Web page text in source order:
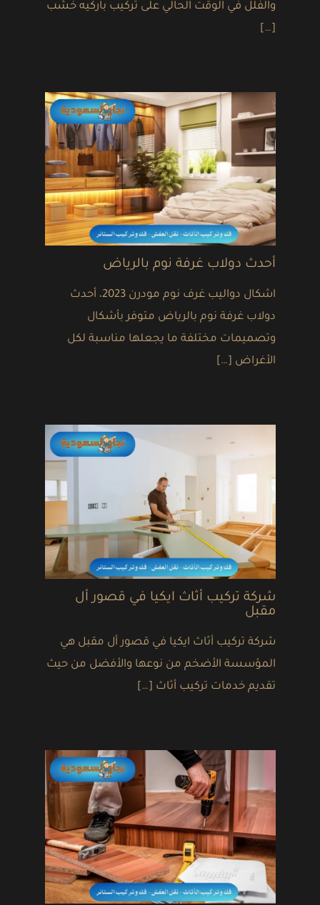
والفلل في الوقت الحالي على تركيب باركيه خشب
[…]
أحدث دولاب غرفة نوم بالرياض
اشكال دواليب غرف نوم مودرن 2023، أحدث
دولاب غرفة نوم بالرياض متوفر بأشكال
وتصميمات مختلفة ما يجعلها مناسبة لكل
الأغراض […]
شركة تركيب أثاث ايكيا في قصور أل
مقبل
شركة تركيب أثاث ايكيا في قصور أل مقبل هي
المؤسسة الأضخم من نوعها والأفضل من حيث
تقديم خدمات تركيب أثاث […]